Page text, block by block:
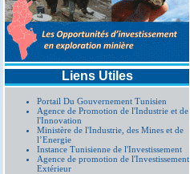
Liens Utiles
Portail Du Gouvernement Tunisien
Agence de Promotion de l'Industrie et de
l'Innovation
Ministère de l'Industrie, des Mines et de
l’Energie
Instance Tunisienne de l'Investissement
Agence de promotion de l'Investissement
Extérieur